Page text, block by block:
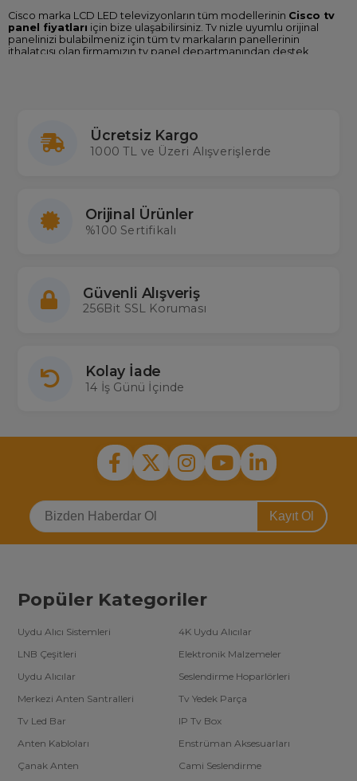
Cisco marka LCD LED televizyonların tüm modellerinin Cisco tv
panel fiyatları için bize ulaşabilirsiniz. Tv nizle uyumlu orijinal
panelinizi bulabilmeniz için tüm tv markaların panellerinin
ithalatçısı olan firmamızın tv panel departmanından destek
Elektronik güvenilir tercih. Diğer markalarda olduğu gibi
panel değişimi işleminde de deneyimli ekibimizle hizmet
vermeye devam etmekteyiz.
Ücretsiz Kargo
1000 TL ve Üzeri Alışverişlerde
Orijinal Ürünler
%100 Sertifikalı
Güvenli Alışveriş
256Bit SSL Koruması
Kolay İade
14 İş Günü İçinde
Kayıt Ol
Popüler Kategoriler
Uydu Alıcı Sistemleri
4K Uydu Alıcılar
LNB Çeşitleri
Elektronik Malzemeler
Uydu Alıcılar
Seslendirme Hoparlörleri
Merkezi Anten Santralleri
Tv Yedek Parça
Tv Led Bar
IP Tv Box
Anten Kabloları
Enstrüman Aksesuarları
Çanak Anten
Cami Seslendirme